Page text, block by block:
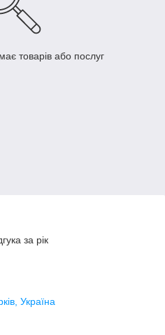
товарів або послуг
за рік
Україна